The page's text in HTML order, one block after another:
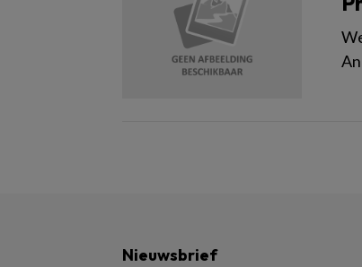
Nieuwsbrief